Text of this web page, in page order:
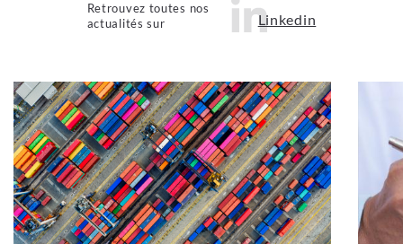
Retrouvez toutes nos
actualités sur
Linkedin